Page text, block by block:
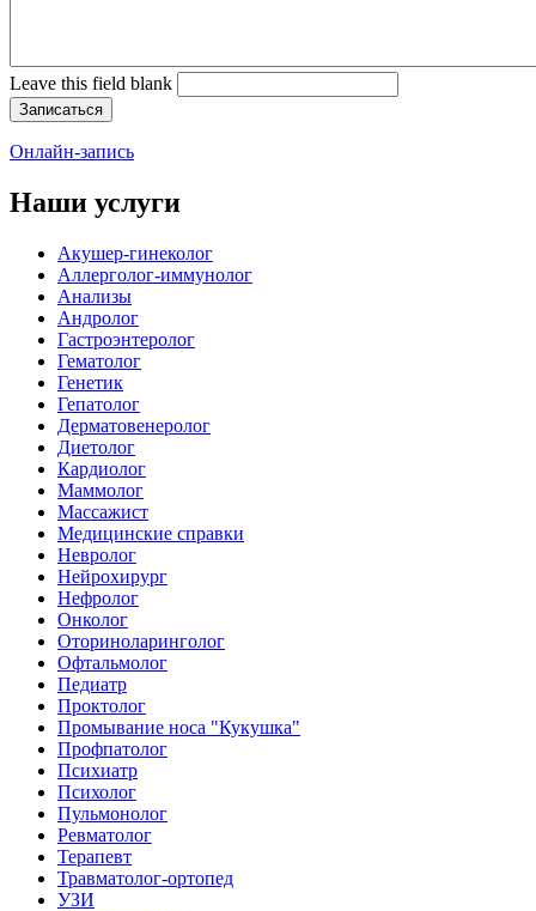
Leave this field blank
Онлайн-запись
Наши услуги
Акушер-гинеколог
Аллерголог-иммунолог
Анализы
Андролог
Гастроэнтеролог
Гематолог
Генетик
Гепатолог
Дерматовенеролог
Диетолог
Кардиолог
Маммолог
Массажист
Медицинские справки
Невролог
Нейрохирург
Нефролог
Онколог
Оториноларинголог
Офтальмолог
Педиатр
Проктолог
Промывание носа "Кукушка"
Профпатолог
Психиатр
Психолог
Пульмонолог
Ревматолог
Терапевт
Травматолог-ортопед
УЗИ